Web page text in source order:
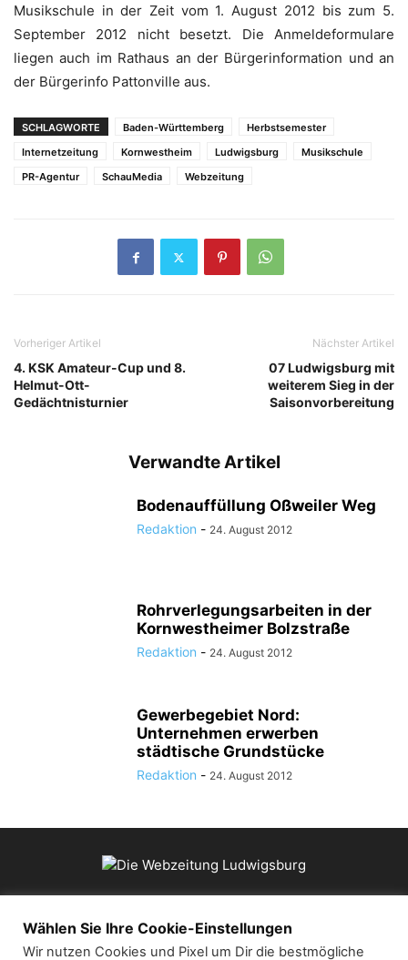
Musikschule in der Zeit vom 1. August 2012 bis zum 5.
September 2012 nicht besetzt. Die Anmeldeformulare
liegen auch im Rathaus an der Bürgerinformation und an
der Bürgerinfo Pattonville aus.
SCHLAGWORTE Baden-Württemberg
Herbstsemester
Internetzeitung
Kornwestheim Ludwigsburg
Musikschule
PR-Agentur
SchauMedia Webzeitung
Vorheriger Artikel
4. KSK Amateur-Cup und 8.
Helmut-Ott-
Gedächtnisturnier
Nächster Artikel
07 Ludwigsburg mit
weiterem Sieg in der
Saisonvorbereitung
Verwandte Artikel
Bodenauffüllung Oßweiler Weg
Redaktion - 24. August 2012
Rohrverlegungsarbeiten in der
Kornwestheimer Bolzstraße
Redaktion - 24. August 2012
Gewerbegebiet Nord:
Unternehmen erwerben
städtische Grundstücke
Redaktion - 24. August 2012
ÜBER UNS
Wählen Sie Ihre Cookie-Einstellungen
Wir nutzen Cookies und Pixel um Dir die bestmögliche